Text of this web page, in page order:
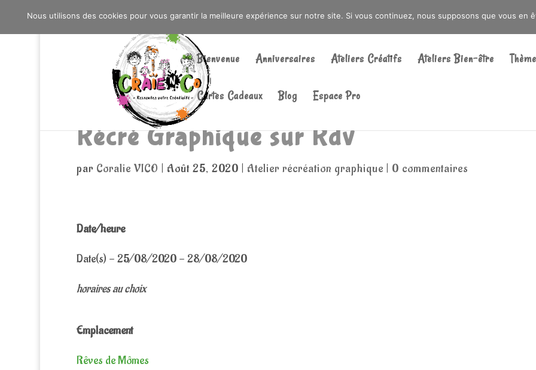
0603176412 - RDV CHEZ SO WATT À SAINT ANDRÉ OU DANS LA MÉTROPOLE LILLOISE CRAIENCO@GMAIL.COM
Bienvenue Anniversaires Ateliers Créatifs Ateliers Bien-être
Cartes Cadeaux Blog Espace Pro
Recherche
produits
Récré Graphique sur Rdv
par Coralie VICO | Août 25, 2020 | Atelier récréation graphique | 0 commentaires
Date/heure
Date(s) - 25/08/2020 - 28/08/2020
horaires au choix
Emplacement
Rêves de Mômes
Nous utilisons des cookies pour vous garantir la meilleure expérience sur notre site. Si vous continuez, nous supposons que vous en